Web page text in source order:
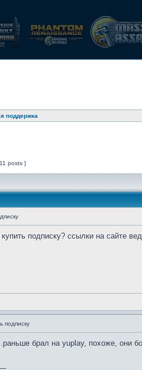
поддержка
posts ]
подписку? ссылки на сайте
подписку
брал на yuplay, похоже, они